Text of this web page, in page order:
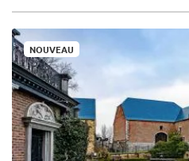
NOUVEAU